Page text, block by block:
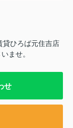
貸ひろば元住吉店
ませ。
せ